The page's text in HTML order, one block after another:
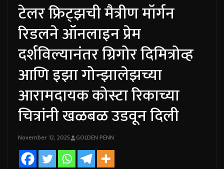
टेलर फ्रिट्झची मैत्रीण मॉर्गन
रिडलने ऑनलाइन प्रेम
दर्शविल्यानंतर ग्रिगोर दिमित्रोव्ह
आणि इझा गोन्झालेझच्या
आरामदायक कोस्टा रिकाच्या
चित्रांनी खळबळ उडवून दिली
November 12, 2025 GOLDEN PENN